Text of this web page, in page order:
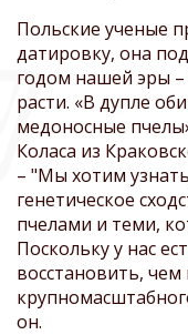
Польские ученые
датировку, она
годом нашей эры –
расти. «В дупле
медоносные
Коласа из
– "Мы хотим
генетическое
пчелами и теми,
Поскольку у нас
восстановить,
он.